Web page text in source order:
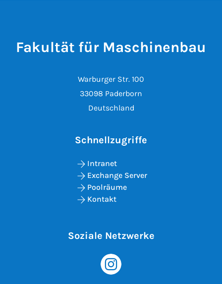
Fakultät für Maschinenbau
Warburger Str. 100
33098 Paderborn
Deutschland
Schnellzugriffe
Intranet
Exchange Server
Poolräume
Kontakt
Soziale Netzwerke